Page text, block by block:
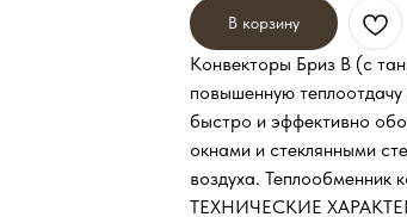
В корзину
Конвекторы Бриз В (с
повышенную
быстро и эффективно
окнами и стеклянными
воздуха. Теплообменник
ТЕХНИЧЕСКИЕ